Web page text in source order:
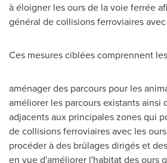
à éloigner les ours de la voie ferrée
général de collisions ferroviaires
Ces mesures ciblées comprennent
aménager des parcours pour les
améliorer les parcours existants ainsi
adjacents aux principales zones qui
de collisions ferroviaires avec les
procéder à des brûlages dirigés et
en vue d'améliorer l'habitat des ours